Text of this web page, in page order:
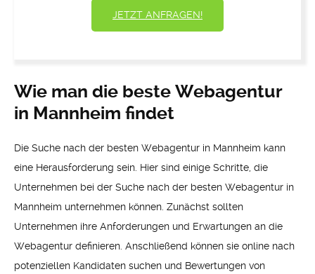
JETZT ANFRAGEN!
Wie man die beste Webagentur
in Mannheim findet
Die Suche nach der besten Webagentur in Mannheim kann
eine Herausforderung sein. Hier sind einige Schritte, die
Unternehmen bei der Suche nach der besten Webagentur in
Mannheim unternehmen können. Zunächst sollten
Unternehmen ihre Anforderungen und Erwartungen an die
Webagentur definieren. Anschließend können sie online nach
potenziellen Kandidaten suchen und Bewertungen von